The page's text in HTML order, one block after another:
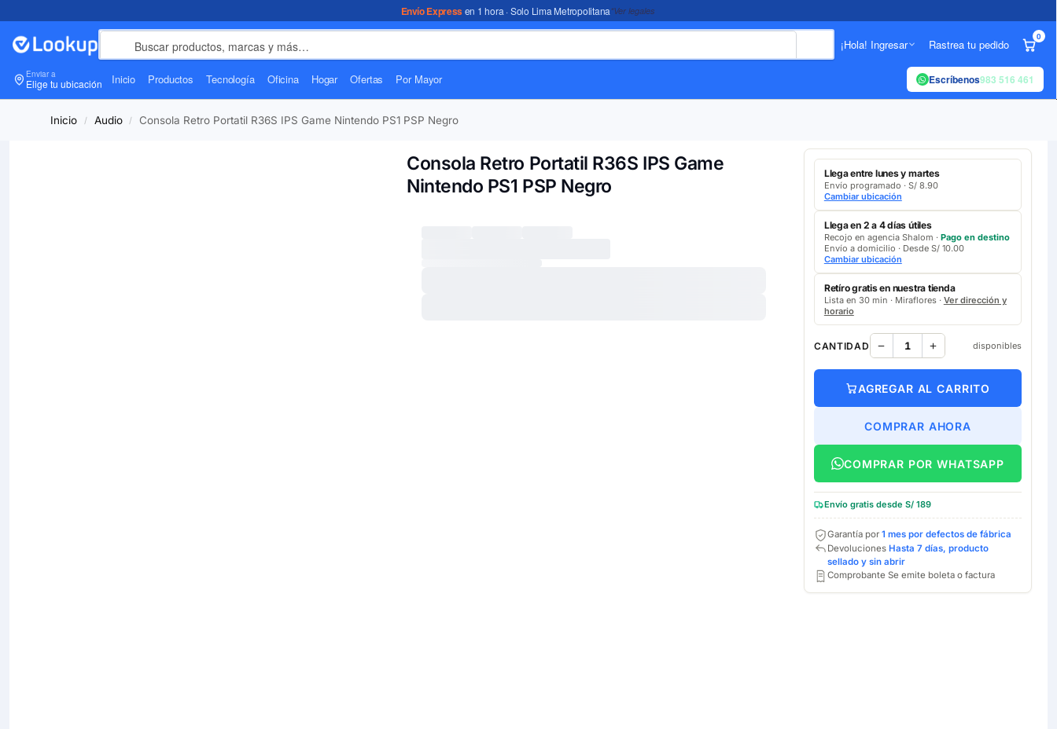
Envío Expressen 1 hora · Solo Lima Metropolitana*Ver legales
¡Hola! Ingresar Rastrea tu pedido
0
Enviar a
Elige tu ubicación Inicio Productos Tecnología Oficina Hogar Ofertas Por Mayor Escríbenos983 516 461
Inicio / Audio / Consola Retro Portatil R36S IPS Game Nintendo PS1 PSP Negro
Consola Retro Portatil R36S IPS Game
Nintendo PS1 PSP Negro
Llega entre lunes y martes
Envío programado · S/ 8.90
Cambiar ubicación
Llega en 2 a 4 días útiles
Recojo en agencia Shalom · Pago en destino
Envío a domicilio · Desde S/ 10.00
Cambiar ubicación
Retíro gratis en nuestra tienda
Lista en 30 min · Miraflores · Ver dirección y
horario
CANTIDAD disponibles
AGREGAR AL CARRITO
COMPRAR AHORA
COMPRAR POR WHATSAPP
Envío gratis desde S/ 189
Garantía por 1 mes por defectos de fábrica
Devoluciones Hasta 7 días, producto
sellado y sin abrir
Comprobante Se emite boleta o factura